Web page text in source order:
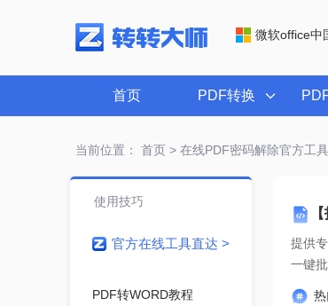
微软office中
首页 PDF转换
当前位置： 首页> 在线PDF密码解除官方工具
提供
热
使用技巧
官方在线工具直达 >
PDF转WORD教程